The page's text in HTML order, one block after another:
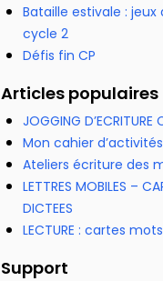
Bataille estivale : jeux
cycle 2
Défis fin CP
Articles populaires
JOGGING D’ECRITURE
Mon cahier d’activités
Ateliers écriture des
LETTRES MOBILES –
DICTEES
LECTURE : cartes mots
Support